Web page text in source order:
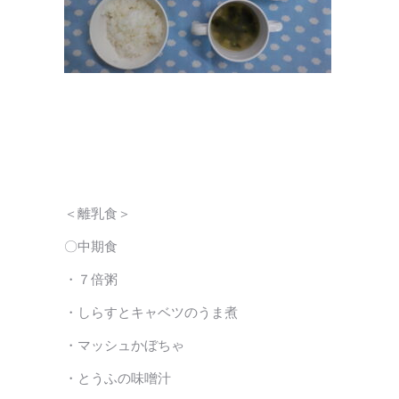
＜離乳食＞
〇中期食
・７倍粥
・しらすとキャベツのうま煮
・マッシュかぼちゃ
・とうふの味噌汁